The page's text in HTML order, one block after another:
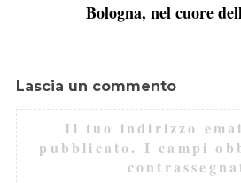
Bologna, nel cuore
Lascia un commento
Il tuo indirizzo
pubblicato. I campi